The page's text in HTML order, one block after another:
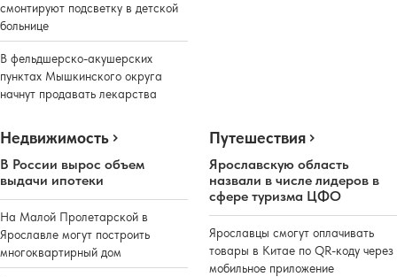
смонтируют подсветку в детской
больнице
В фельдшерско-акушерских
пунктах Мышкинского округа
начнут продавать лекарства
Недвижимость
В России вырос объем
выдачи ипотеки
На Малой Пролетарской в
Ярославле могут построить
многоквартирный дом
Путешествия
Ярославскую область
назвали в числе лидеров в
сфере туризма ЦФО
Ярославцы смогут оплачивать
товары в Китае по QR-коду через
мобильное приложение